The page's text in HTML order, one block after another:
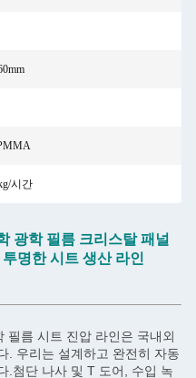
시간
광학 필름 크리스탈 패널
명한 시트 생산 라인
필름 시트 진압 라인은 국내외
. 우리는 설계하고 완전히 자동
.첨단 나사 및 T 도어, 수입 녹